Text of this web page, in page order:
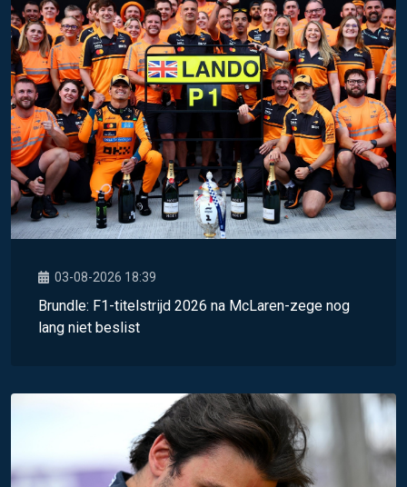
03-08-2026 18:39
Brundle: F1-titelstrijd 2026 na McLaren-zege nog
lang niet beslist